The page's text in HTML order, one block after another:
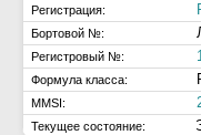
Регистрация:
Бортовой №:
Регистровый №:
Формула класса:
MMSI:
Текущее состояние: